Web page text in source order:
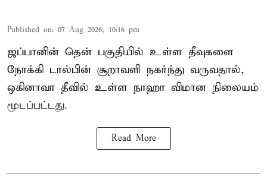
Published on: 07 Aug 2026, 10:16 pm
ஜப்பானின் தென் பகுதியில் உள்ள தீவுகளை
நோக்கி டால்பின் சூறாவளி நகர்ந்து வருவதால்,
ஒகினாவா தீவில் உள்ள நாஹா விமான நிலையம்
மூடப்பட்டது.
Read More